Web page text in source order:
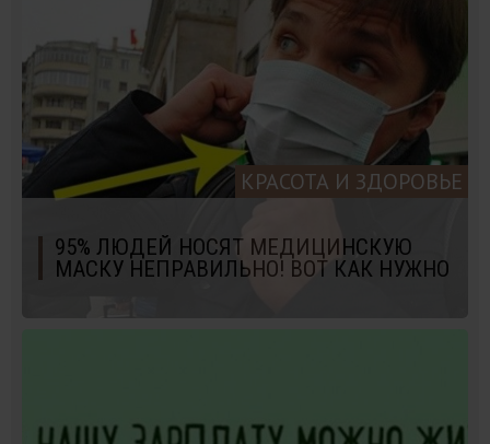
КРАСОТА И ЗДОРОВЬЕ
95% ЛЮДЕЙ НОСЯТ МЕДИЦИНСКУЮ
МАСКУ НЕПРАВИЛЬНО! ВОТ КАК НУЖНО